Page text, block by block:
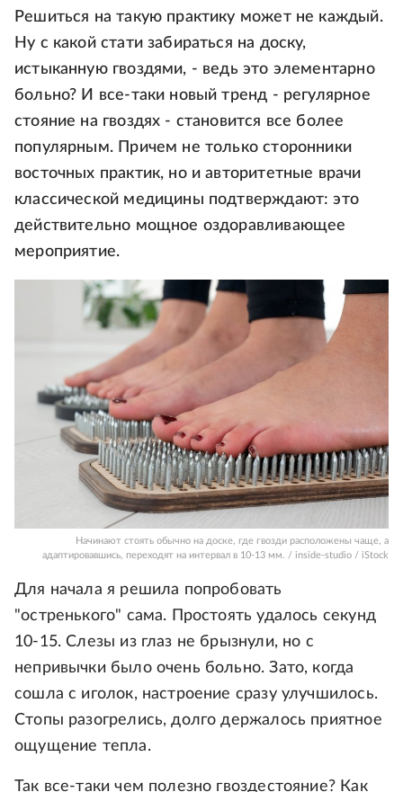
Решиться на такую практику может не каждый.
Ну с какой стати забираться на доску,
истыканную гвоздями, - ведь это элементарно
больно? И все-таки новый тренд - регулярное
стояние на гвоздях - становится все более
популярным. Причем не только сторонники
восточных практик, но и авторитетные врачи
классической медицины подтверждают: это
действительно мощное оздоравливающее
мероприятие.
Начинают стоять обычно на доске, где гвозди расположены чаще, а
адаптировавшись, переходят на интервал в 10-13 мм. / inside-studio / iStock
Для начала я решила попробовать
"остренького" сама. Простоять удалось секунд
10-15. Слезы из глаз не брызнули, но с
непривычки было очень больно. Зато, когда
сошла с иголок, настроение сразу улучшилось.
Стопы разогрелись, долго держалось приятное
ощущение тепла.
Так все-таки чем полезно гвоздестояние? Как